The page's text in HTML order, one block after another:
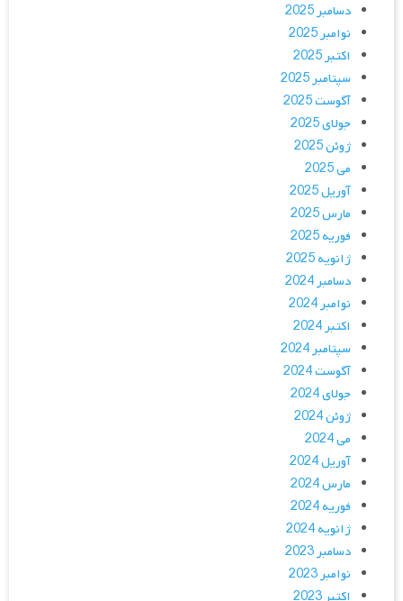
دسامبر 2025
نوامبر 2025
اکتبر 2025
سپتامبر 2025
آگوست 2025
جولای 2025
ژوئن 2025
می 2025
آوریل 2025
مارس 2025
فوریه 2025
ژانویه 2025
دسامبر 2024
نوامبر 2024
اکتبر 2024
سپتامبر 2024
آگوست 2024
جولای 2024
ژوئن 2024
می 2024
آوریل 2024
مارس 2024
فوریه 2024
ژانویه 2024
دسامبر 2023
نوامبر 2023